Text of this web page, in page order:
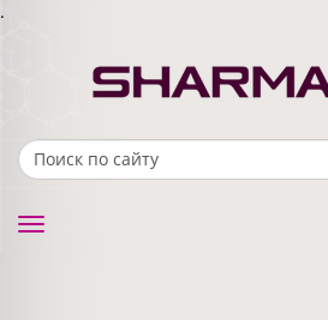
.
Search form
Toggle